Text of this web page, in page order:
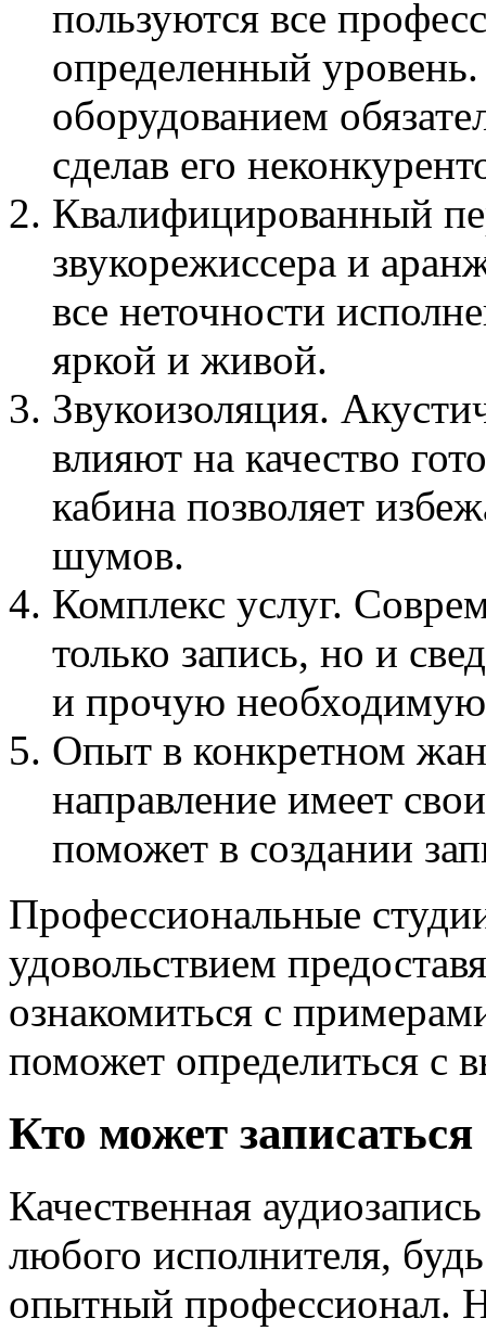
пользуются все
определенный
оборудованием
сделав его
Квалифицированный
звукорежиссера и
все неточности
яркой и живой.
Звукоизоляция.
влияют на качество
кабина позволяет
шумов.
Комплекс услуг.
только запись, но и
и прочую необходимую
Опыт в конкретном
направление имеет
поможет в создании
Профессиональные
удовольствием
ознакомиться с
поможет определиться с
Кто может записаться
Качественная
любого исполнителя,
опытный профессионал.